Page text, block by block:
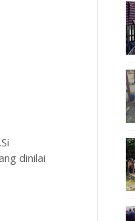
dinilai